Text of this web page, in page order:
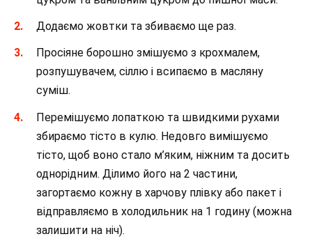
Додаємо жовтки та збиваємо ще раз.⠀
Просіяне борошно змішуємо з крохмалем,
розпушувачем, сіллю і всипаємо в масляну
суміш. ⠀
Перемішуємо лопаткою та швидкими рухами
збираємо тісто в кулю. Недовго вимішуємо
тісто, щоб воно стало м’яким, ніжним та досить
однорідним. Ділимо його на 2 частини,
загортаємо кожну в харчову плівку або пакет і
відправляємо в холодильник на 1 годину (можна
залишити на ніч).